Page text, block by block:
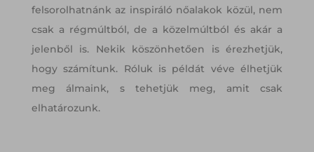
felsorolhatnánk az inspiráló nőalakok közül, nem
csak a régmúltból, de a közelmúltból és akár a
jelenből is. Nekik köszönhetően is érezhetjük,
hogy számítunk. Róluk is példát véve élhetjük
meg álmaink, s tehetjük meg, amit csak
elhatározunk.